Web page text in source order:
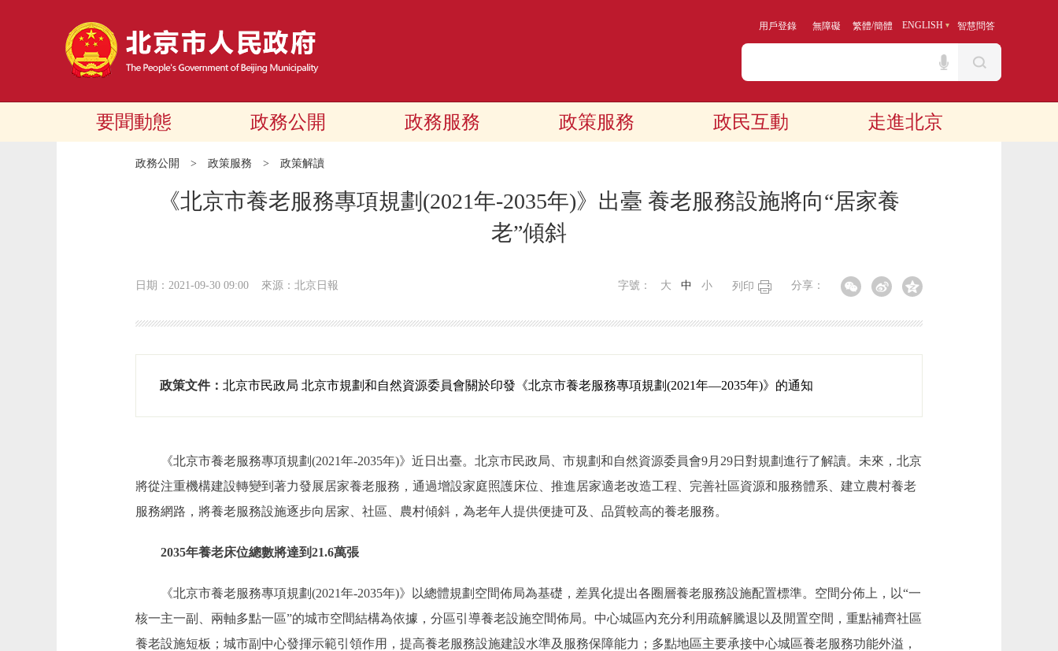
用戶登錄 無障礙 繁體/簡體 ENGLISH 智慧問答
要聞動態 政務公開 政務服務 政策服務 政民互動 走進北京
政務公開 > 政策服務 > 政策解讀
《北京市養老服務專項規劃(2021年-2035年)》出臺 養老服務設施將向“居家養
老”傾斜
日期：2021-09-30 09:00 來源：北京日報 分享：
列印
字號： 大 中 小
政策文件： 北京市民政局 北京市規劃和自然資源委員會關於印發《北京市養老服務專項規劃(2021年—2035年)》的通知
《北京市養老服務專項規劃(2021年-2035年)》近日出臺。北京市民政局、市規劃和自然資源委員會9月29日對規劃進行了解讀。未來，北京
將從注重機構建設轉變到著力發展居家養老服務，通過增設家庭照護床位、推進居家適老改造工程、完善社區資源和服務體系、建立農村養老
服務網路，將養老服務設施逐步向居家、社區、農村傾斜，為老年人提供便捷可及、品質較高的養老服務。
2035年養老床位總數將達到21.6萬張
《北京市養老服務專項規劃(2021年-2035年)》以總體規劃空間佈局為基礎，差異化提出各圈層養老服務設施配置標準。空間分佈上，以“一
核一主一副、兩軸多點一區”的城市空間結構為依據，分區引導養老設施空間佈局。中心城區內充分利用疏解騰退以及閒置空間，重點補齊社區
養老設施短板；城市副中心發揮示範引領作用，提高養老服務設施建設水準及服務保障能力；多點地區主要承接中心城區養老服務功能外溢，